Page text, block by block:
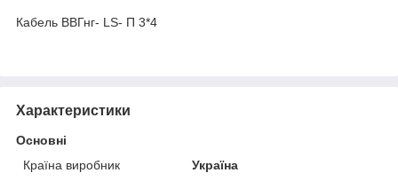
Кабель ВВГнг- LS- П 3*4
Характеристики
Основні
Країна виробник
Україна